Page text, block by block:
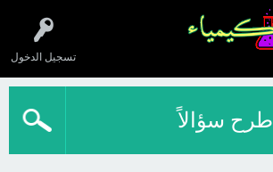
تسجيل الدخول
اطرح سؤالاً